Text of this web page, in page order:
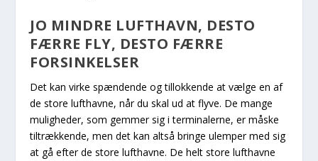
JO MINDRE LUFTHAVN, DESTO
FÆRRE FLY, DESTO FÆRRE
FORSINKELSER
Det kan virke spændende og tillokkende at vælge en af
de store lufthavne, når du skal ud at flyve. De mange
muligheder, som gemmer sig i terminalerne, er måske
tiltrækkende, men det kan altså bringe ulemper med sig
at gå efter de store lufthavne. De helt store lufthavne